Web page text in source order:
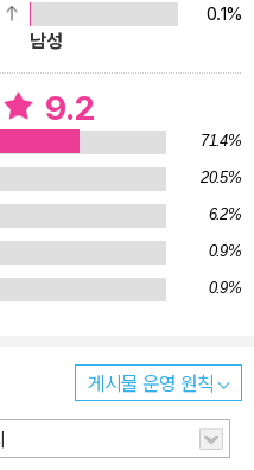
0.1%
남성
9.2
71.4%
20.5%
6.2%
0.9%
0.9%
게시물 운영 원칙